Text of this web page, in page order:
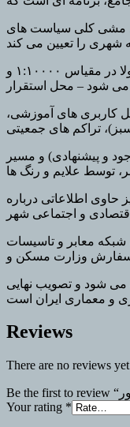
مشی کلی سیاست های
در نقشه های طرح جامع – که معمولا در مقیاس ۱:۱۰۰۰۰ و
کاربری های آموزشی،
و پیشنهادی) و مسیر
توسط علایم و رنگ ها
اطلاعاتی درباره
معابر و تاسیسات
وزارت مسکن و
شود و تصویب نهایی
Reviews
There are no reviews
Your rating *